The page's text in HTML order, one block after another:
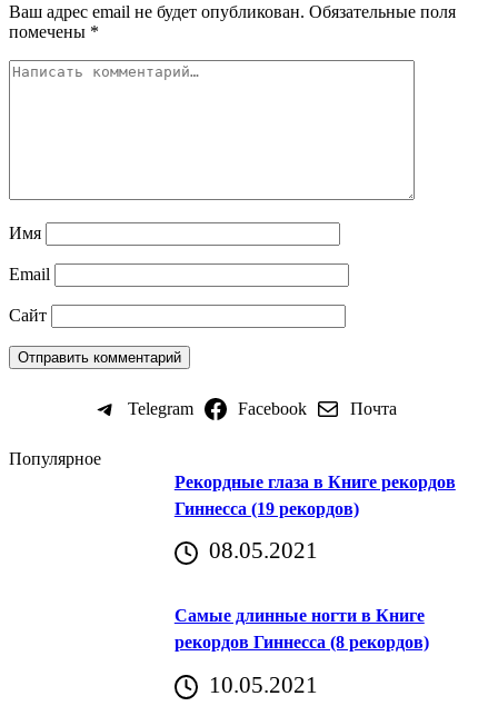
Ваш адрес email не будет опубликован. Обязательные поля
помечены *
Имя
Email
Сайт
Telegram Facebook Почта
Популярное
Рекордные глаза в Книге рекордов
Гиннесса (19 рекордов)
08.05.2021
Самые длинные ногти в Книге
рекордов Гиннесса (8 рекордов)
10.05.2021